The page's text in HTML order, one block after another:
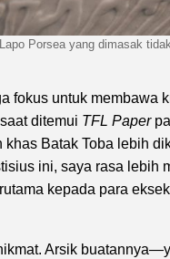
Porsea yang dimasak
fokus untuk membawa
ditemui TFL Paper
Batak Toba lebih
ini, saya rasa lebih
kepada para
Arsik